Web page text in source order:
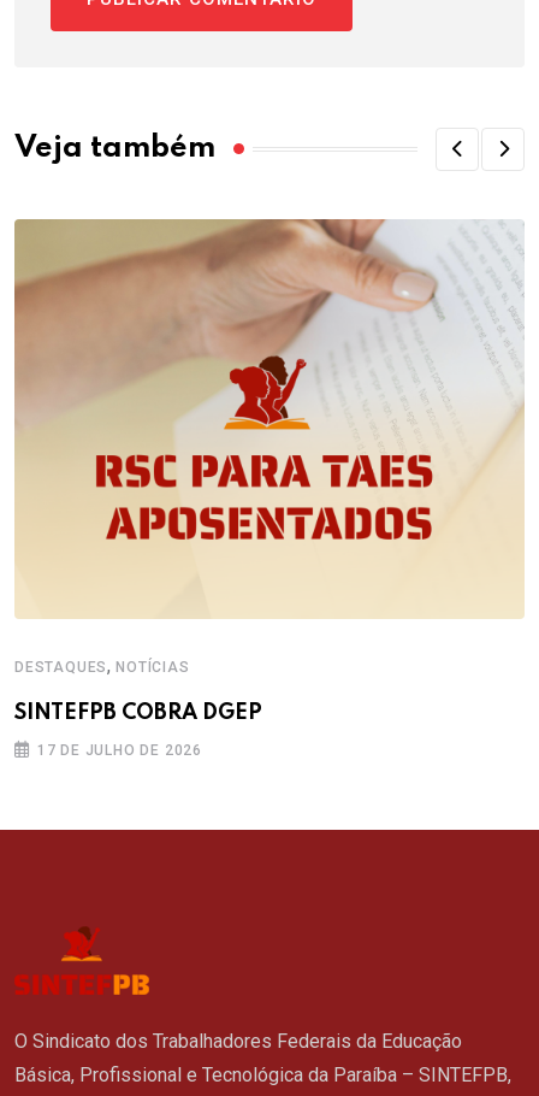
Veja também
DESTAQUES,NOTÍCIAS
SINTEFPB COBRA DGEP
17 DE JULHO DE 2026
O Sindicato dos Trabalhadores Federais da Educação
Básica, Profissional e Tecnológica da Paraíba – SINTEFPB,